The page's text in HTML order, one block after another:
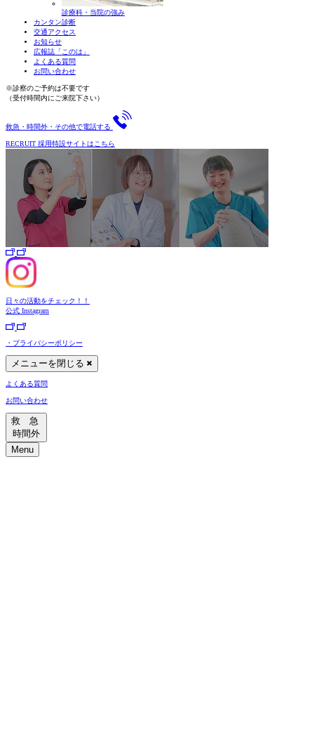
診療科・当院の強み
カンタン診断
交通アクセス
お知らせ
広報誌「このは」
よくある質問
お問い合わせ
※診察のご予約は不要です
（受付時間内にご来院下さい）
救急・時間外・その他で電話する
RECRUIT 採用特設サイトはこちら
日々の活動をチェック！！
公式 Instagram
・プライバシーポリシー
メニューを閉じる
よくある質問
お問い合わせ
救 急
時間外
Menu